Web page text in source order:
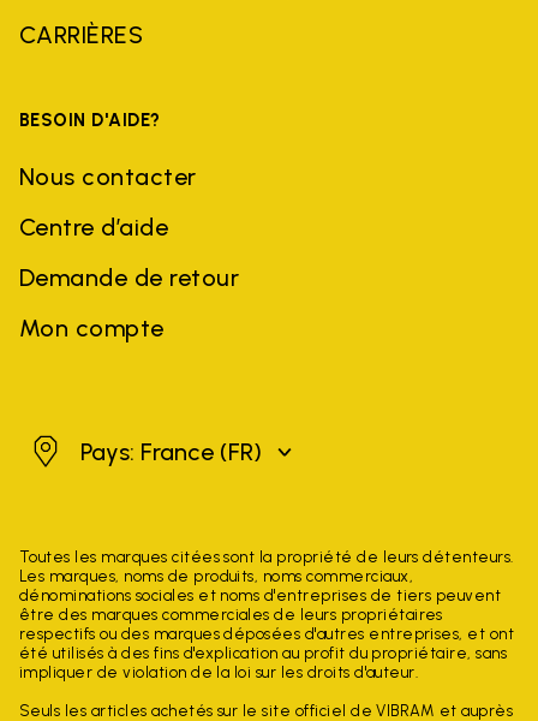
CARRIÈRES
BESOIN D'AIDE?
Nous contacter
Centre d’aide
Demande de retour
Mon compte
FrancePays: France (FR)
Toutes les marques citées sont la propriété de leurs détenteurs.
Les marques, noms de produits, noms commerciaux,
dénominations sociales et noms d'entreprises de tiers peuvent
être des marques commerciales de leurs propriétaires
respectifs ou des marques déposées d'autres entreprises, et ont
été utilisés à des fins d'explication au profit du propriétaire, sans
impliquer de violation de la loi sur les droits d'auteur.
Seuls les articles achetés sur le site officiel de VIBRAM et auprès